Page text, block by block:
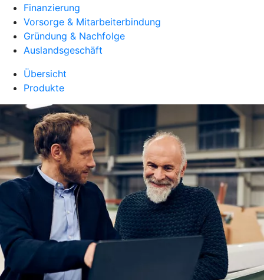
Finanzierung
Vorsorge & Mitarbeiterbindung
Gründung & Nachfolge
Auslandsgeschäft
Übersicht
Produkte